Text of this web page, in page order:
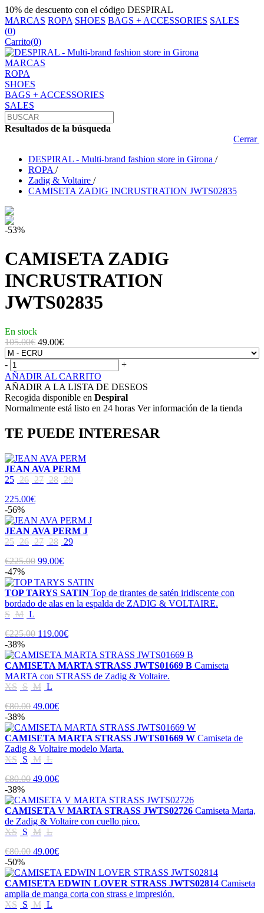
10% de descuento con el código DESPIRAL
MARCAS ROPA SHOES BAGS + ACCESSORIES SALES
(0)
Carrito(0)
MARCAS
ROPA
SHOES
BAGS + ACCESSORIES
SALES
Resultados de la búsqueda
Cerrar
DESPIRAL - Multi-brand fashion store in Girona /
ROPA /
Zadig & Voltaire /
CAMISETA ZADIG INCRUSTRATION JWTS02835
-53%
CAMISETA ZADIG
INCRUSTRATION
JWTS02835
En stock
105.00€ 49.00€
-
+
AÑADIR AL CARRITO
AÑADIR A LA LISTA DE DESEOS
Recogida disponible en Despiral
Normalmente está listo en 24 horas Ver información de la tienda
TE PUEDE INTERESAR
JEAN AVA PERM
25 26 27 28 29
225.00€
-56%
JEAN AVA PERM J
25 26 27 28 29
€225.00 99.00€
-47%
TOP TARYS SATIN Top de tirantes de satén iridiscente con
bordado de alas en la espalda de ZADIG & VOLTAIRE.
S M L
€225.00 119.00€
-38%
CAMISETA MARTA STRASS JWTS01669 B Camiseta
MARTA con STRASS de Zadig & Voltaire.
XS S M L
€80.00 49.00€
-38%
CAMISETA MARTA STRASS JWTS01669 W Camiseta de
Zadig & Voltaire modelo Marta.
XS S M L
€80.00 49.00€
-38%
CAMISETA V MARTA STRASS JWTS02726 Camiseta Marta,
de Zadig & Voltaire con cuello pico.
XS S M L
€80.00 49.00€
-50%
CAMISETA EDWIN LOVER STRASS JWTS02814 Camiseta
amplia de manga corta con strass e impresión.
XS S M L